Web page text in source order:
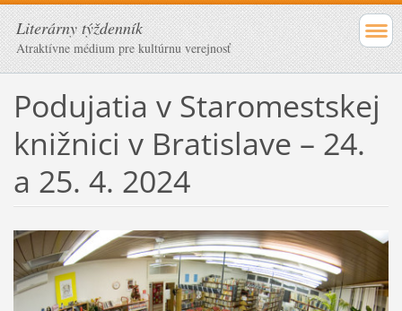
Literárny týždenník
Atraktívne médium pre kultúrnu verejnosť
Podujatia v Staromestskej
knižnici v Bratislave – 24.
a 25. 4. 2024